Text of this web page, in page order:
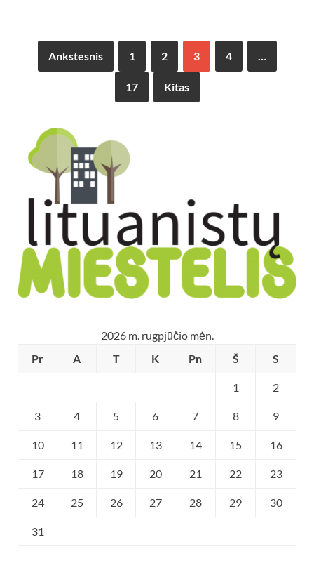
Ankstesnis 1 2 3 4 …
17 Kitas
2026 m. rugpjūčio mėn.
Pr
A T K Pn Š S
1 2
3 4 5 6 7 8 9
10 11 12 13 14 15 16
17 18 19 20 21 22 23
24 25 26 27 28 29 30
31